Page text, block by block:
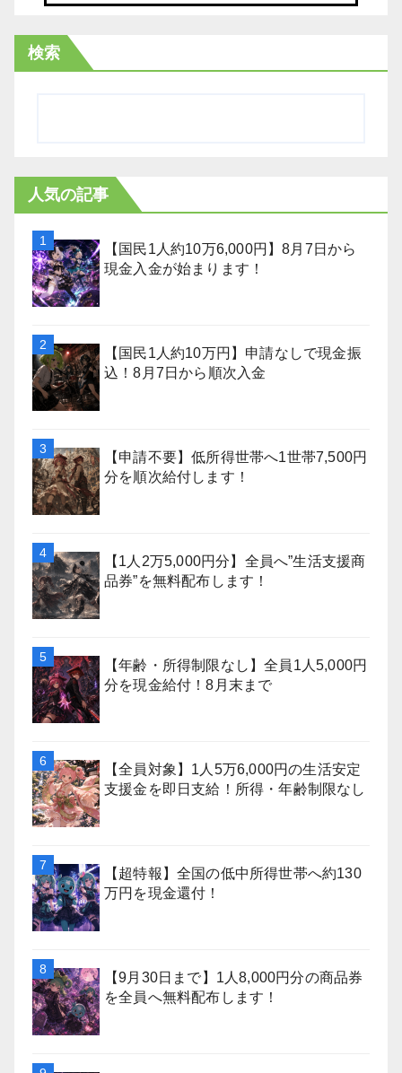
検索
人気の記事
【国民1人約10万6,000円】8月7日から
現金入金が始まります！
【国民1人約10万円】申請なしで現金振
込！8月7日から順次入金
【申請不要】低所得世帯へ1世帯7,500円
分を順次給付します！
【1人2万5,000円分】全員へ”生活支援商
品券”を無料配布します！
【年齢・所得制限なし】全員1人5,000円
分を現金給付！8月末まで
【全員対象】1人5万6,000円の生活安定
支援金を即日支給！所得・年齢制限なし
【超特報】全国の低中所得世帯へ約130
万円を現金還付！
【9月30日まで】1人8,000円分の商品券
を全員へ無料配布します！